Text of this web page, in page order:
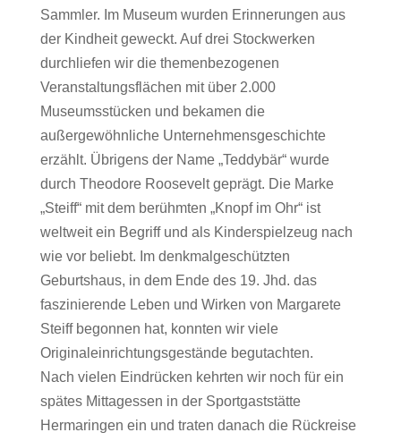
Sammler. Im Museum wurden Erinnerungen aus
der Kindheit geweckt. Auf drei Stockwerken
durchliefen wir die themenbezogenen
Veranstaltungsflächen mit über 2.000
Museumsstücken und bekamen die
außergewöhnliche Unternehmensgeschichte
erzählt. Übrigens der Name „Teddybär“ wurde
durch Theodore Roosevelt geprägt. Die Marke
„Steiff“ mit dem berühmten „Knopf im Ohr“ ist
weltweit ein Begriff und als Kinderspielzeug nach
wie vor beliebt. Im denkmalgeschützten
Geburtshaus, in dem Ende des 19. Jhd. das
faszinierende Leben und Wirken von Margarete
Steiff begonnen hat, konnten wir viele
Originaleinrichtungsgestände begutachten.
Nach vielen Eindrücken kehrten wir noch für ein
spätes Mittagessen in der Sportgaststätte
Hermaringen ein und traten danach die Rückreise